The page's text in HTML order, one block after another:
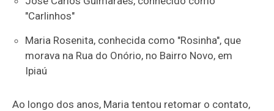
"Carlinhos"
Maria Rosenita, conhecida como "Rosinha", que
morava na Rua do Onório, no Bairro Novo, em
Ipiaú
Ao longo dos anos, Maria tentou retomar o contato,